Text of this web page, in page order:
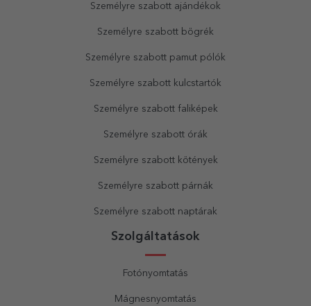
Személyre szabott ajándékok
Személyre szabott bögrék
Személyre szabott pamut pólók
Személyre szabott kulcstartók
Személyre szabott faliképek
Személyre szabott órák
Személyre szabott kötények
Személyre szabott párnák
Személyre szabott naptárak
Szolgáltatások
Fotónyomtatás
Mágnesnyomtatás